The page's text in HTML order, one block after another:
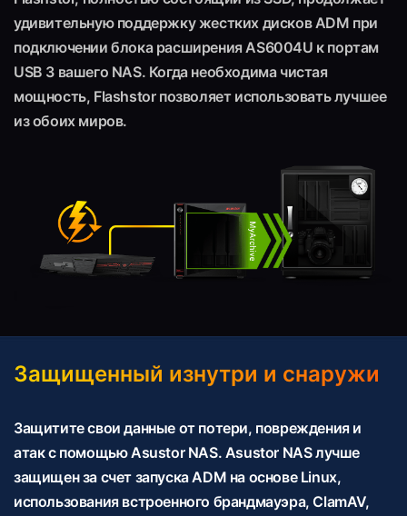
удивительную поддержку жестких дисков ADM при
подключении блока расширения AS6004U к портам
USB 3 вашего NAS. Когда необходима чистая
мощность, Flashstor позволяет использовать лучшее
из обоих миров.
Защищенный изнутри и снаружи
Защитите свои данные от потери, повреждения и
атак с помощью Asustor NAS. Asustor NAS лучше
защищен за счет запуска ADM на основе Linux,
использования встроенного брандмауэра, ClamAV,